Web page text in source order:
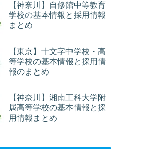
【神奈川】自修館中等教育
学校の基本情報と採用情報
まとめ
【東京】十文字中学校・高
等学校の基本情報と採用情
報のまとめ
【神奈川】湘南工科大学附
属高等学校の基本情報と採
用情報まとめ